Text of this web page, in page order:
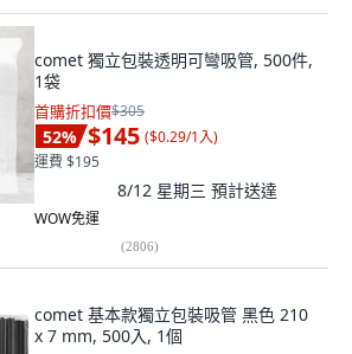
comet 獨立包裝透明可彎吸管, 500件,
1袋
首購折扣價$305
52% $145 ($0.29/1入)
運費 $195
8/12 星期三 預計送達
WOW免運
(2806)
comet 基本款獨立包裝吸管 黑色 210
x 7 mm, 500入, 1個